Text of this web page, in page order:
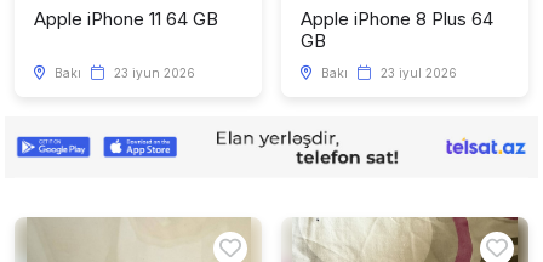
Apple iPhone 11 64 GB
Bakı 23 iyun 2026
Apple iPhone 8 Plus 64
GB
Bakı 23 iyul 2026